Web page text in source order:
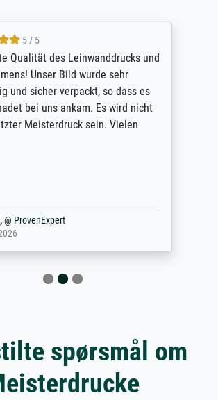
5 / 5
Qualität des Leinwanddrucks und
Unser Bild wurde sehr
und sicher verpackt, so dass es
bei uns ankam. Es wird nicht
Meisterdruck sein. Vielen
@ ProvenExpert
spørsmål om